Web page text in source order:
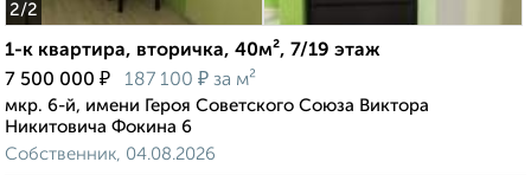
2/2
1-к квартира, вторичка, 40м², 7/19 этаж
7 500 000 ₽ 187 100 ₽ за м²
мкр. 6-й, имени Героя Советского Союза Виктора
Никитовича Фокина 6
Собственник, 04.08.2026